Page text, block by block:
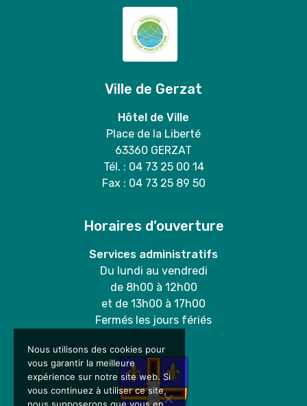
Ville de Gerzat
Hôtel de Ville
Place de la Liberté
63360 GERZAT
Tél. : 04 73 25 00 14
Fax : 04 73 25 89 50
Horaires d’ouverture
Services administratifs
Du lundi au vendredi
de 8h00 à 12h00
et de 13h00 à 17h00
Fermés les jours fériés
Nous utilisons des cookies pour
vous garantir la meilleure
expérience sur notre site web. Si
vous continuez à utiliser ce site,